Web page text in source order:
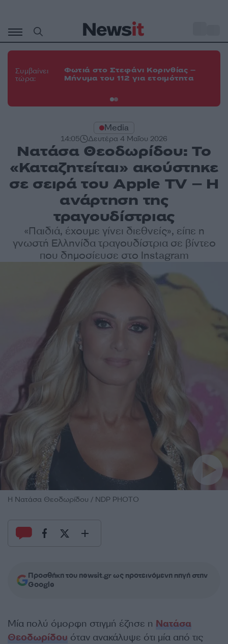
περιεχόμενο
Συμβαίνει
τώρα:
Φωτιά στο Στεφάνι Κορινθίας –
Μήνυμα του 112 για ετοιμότητα
Media
14:05 Δευτέρα 4 Μαΐου 2026
Νατάσα Θεοδωρίδου: Το
«Καταζητείται» ακούστηκε
σε σειρά του Apple TV – Η
ανάρτηση της
τραγουδίστριας
«Παιδιά, έχουμε γίνει διεθνείς», είπε η
γνωστή Ελληνίδα τραγουδίστρια σε βίντεο
που δημοσίευσε στο Instagram
H Nατάσα Θεοδωρίδου / NDP PHOTO
Προσθήκη του newsit.gr ως προτεινόμενη πηγή στην
Google
Μία πολύ όμορφη στιγμή έζησε η Νατάσα
Θεοδωρίδου όταν ανακάλυψε ότι μία από τις